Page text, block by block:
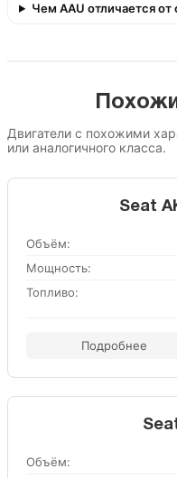
Чем AAU отличается
Двигатели с похожими
или аналогичного класса.
Seat
Объём:
Мощность:
Топливо:
Подробнее
Объём: